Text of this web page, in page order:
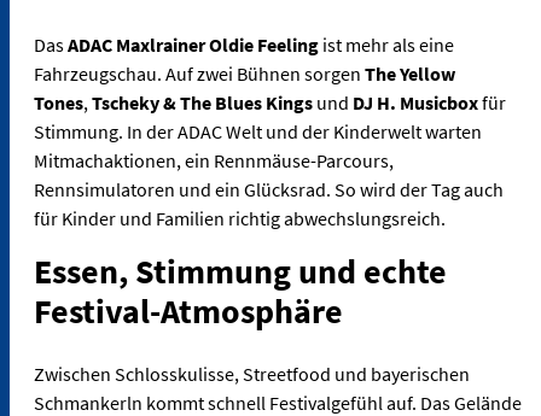
DasADAC Maxlrainer Oldie Feeling ist mehr als eine
Fahrzeugschau. Auf zwei Bühnen sorgen The Yellow
Tones, Tscheky & The Blues Kings und DJ H. Musicboxfür
Stimmung. In der ADAC Welt und der Kinderwelt warten
Mitmachaktionen, ein Rennmäuse-Parcours,
Rennsimulatoren und ein Glücksrad. So wird der Tag auch
für Kinder und Familien richtig abwechslungsreich.
Essen, Stimmung und echte
Festival-Atmosphäre
Zwischen Schlosskulisse, Streetfood und bayerischen
Schmankerln kommt schnell Festivalgefühl auf. Das Gelände